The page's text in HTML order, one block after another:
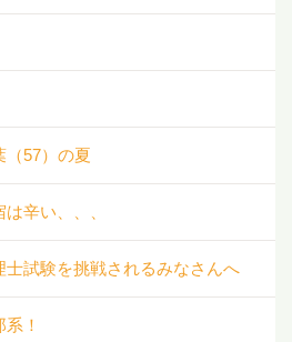
（57）の夏
辛い、、、
士試験を挑戦されるみなさんへ
！